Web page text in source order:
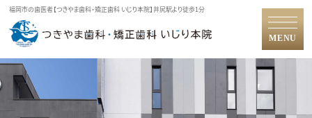
福岡市の歯医者【つきやま歯科・矯正歯科 いじり本院】井尻駅より徒歩1分
MENU